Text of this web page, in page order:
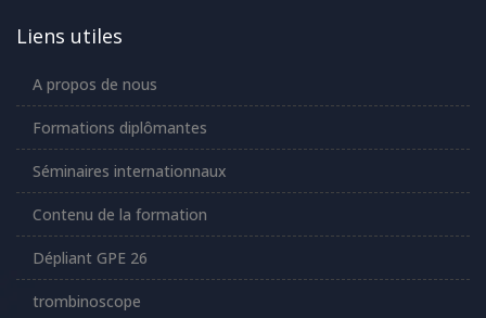
Liens utiles
A propos de nous
Formations diplômantes
Séminaires internationnaux
Contenu de la formation
Dépliant GPE 26
trombinoscope